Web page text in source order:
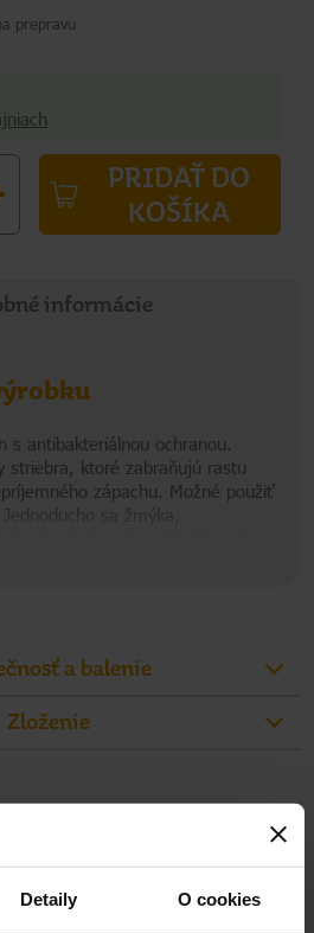
Detaily O cookies
prepravu
PRIDAŤ DO
KOŠÍKA
informácie
s antibakteriálnou ochranou.
striebra, ktoré zabraňujú rastu
zápachu. Možné použiť
sa žmýka,
Zostáva dlhšie hygienicky čistá,
polyester, 20 % polyamid. Balenie 2+1ks.
a balenie
Zloženie
-27%